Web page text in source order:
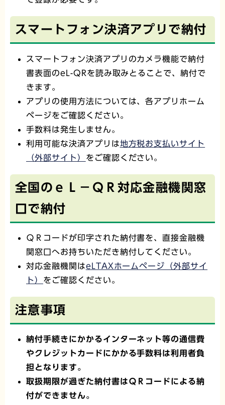
スマートフォン決済アプリで納付
スマートフォン決済アプリのカメラ機能で納付
書表面のeL-QRを読み取みとることで、納付で
きます。
アプリの使用方法については、各アプリホーム
ページをご確認ください。
手数料は発生しません。
利用可能な決済アプリは地方税お支払いサイト
（外部サイト） をご確認ください。
全国のｅＬ－ＱＲ対応金融機関窓
口で納付
ＱＲコードが印字された納付書を、直接金融機
関窓口へお持ちいただき納付してください。
対応金融機関はeLTAXホームページ（外部サイ
ト） をご確認ください。
注意事項
納付手続きにかかるインターネット等の通信費
やクレジットカードにかかる手数料は利用者負
担となります。
取扱期限が過ぎた納付書はＱＲコードによる納
付ができません。